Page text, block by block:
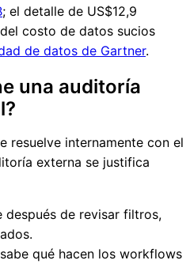
; el detalle de US$12,9
costo de datos sucios
de datos de Gartner.
una auditoría
resuelve internamente con el
externa se justifica
después de revisar filtros,
qué hacen los workflows